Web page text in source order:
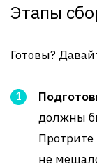
Этапы
Готовы?
должны
Протрите
не